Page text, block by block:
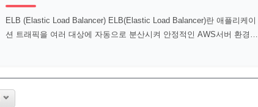
ELB (Elastic Load Balancer) ELB(Elastic Load Balancer)란 애플리케이
션 트래픽을 여러 대상에 자동으로 분산시켜 안정적인 AWS서버 환경을